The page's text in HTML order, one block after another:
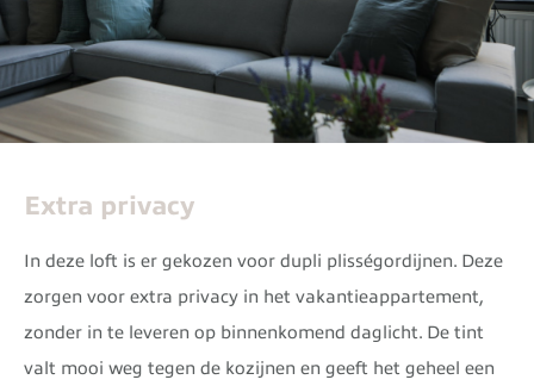
Extra privacy
In deze loft is er gekozen voor dupli plisségordijnen. Deze
zorgen voor extra privacy in het vakantieappartement,
zonder in te leveren op binnenkomend daglicht. De tint
valt mooi weg tegen de kozijnen en geeft het geheel een